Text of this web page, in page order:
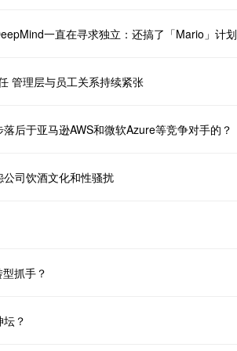
一直在寻求独立：还搞了「Mario」计划
管理层与员工关系持续紧张
后于亚马逊AWS和微软Azure等竞争对手的？
司饮酒文化和性骚扰
抓手？
？